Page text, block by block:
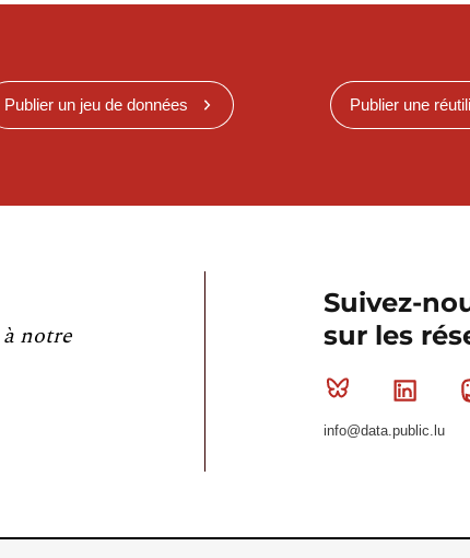
Publier un jeu de données Publier une
notre
Suivez-
sur les
Bluesky
info@data.public.lu